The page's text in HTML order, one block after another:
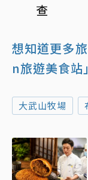
查
想知道更多
n旅遊美食站」
大武山牧場